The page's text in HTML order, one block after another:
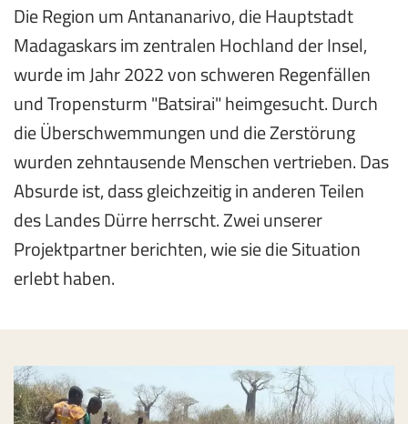
Die Region um Antananarivo, die Hauptstadt
Madagaskars im zentralen Hochland der Insel,
wurde im Jahr 2022 von schweren Regenfällen
und Tropensturm "Batsirai" heimgesucht. Durch
die Überschwemmungen und die Zerstörung
wurden zehntausende Menschen vertrieben. Das
Absurde ist, dass gleichzeitig in anderen Teilen
des Landes Dürre herrscht. Zwei unserer
Projektpartner berichten, wie sie die Situation
erlebt haben.